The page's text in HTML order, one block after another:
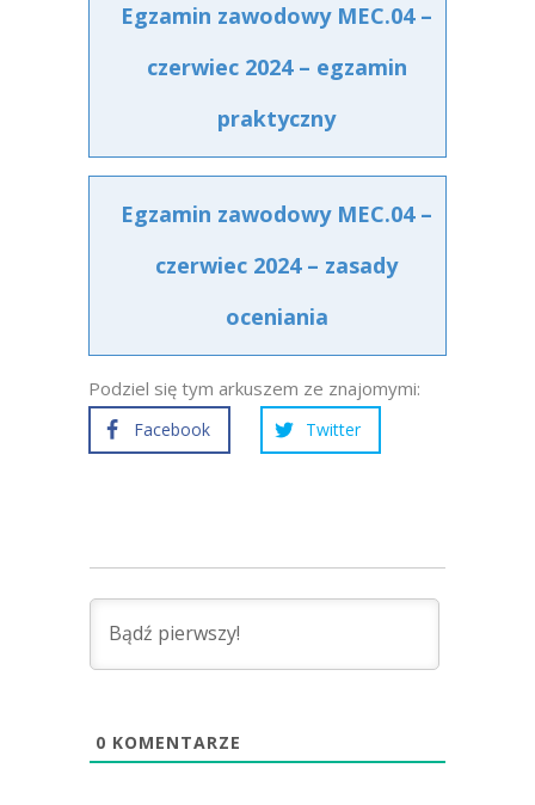
Egzamin zawodowy MEC.04 –
czerwiec 2024 – egzamin
praktyczny
Egzamin zawodowy MEC.04 –
czerwiec 2024 – zasady
oceniania
Podziel się tym arkuszem ze znajomymi:
Facebook Twitter
0 KOMENTARZE